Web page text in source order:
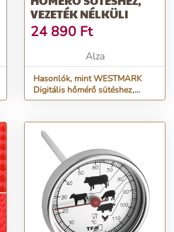
VEZETÉK NÉLKÜLI
24 890 Ft
Alza
Hasonlók, mint WESTMARK
Digitális hőmérő sütéshez,
vezeték nélküli